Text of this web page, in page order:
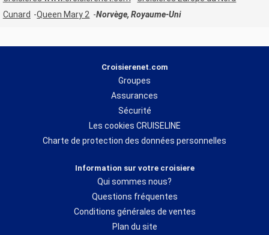
Cunard
Queen Mary 2 Norvège, Royaume-Uni
Croisierenet.com
Groupes
Assurances
Sécurité
Les cookies CRUISELINE
Charte de protection des données personnelles
Information sur votre croisiere
Qui sommes nous?
Questions fréquentes
Conditions générales de ventes
Plan du site